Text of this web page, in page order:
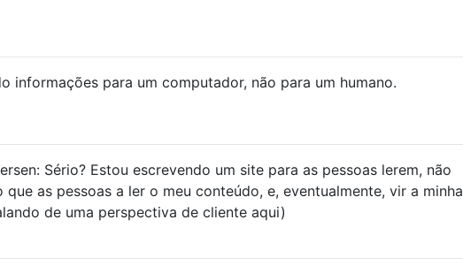
informações para um computador, não para um humano.
Sério? Estou escrevendo um site para as pessoas lerem, não
que as pessoas a ler o meu conteúdo, e, eventualmente, vir a minha
de uma perspectiva de cliente aqui)